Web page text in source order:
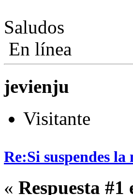
Saludos
En línea
jevienju
Visitante
Re:Si suspendes
« Respuesta #1